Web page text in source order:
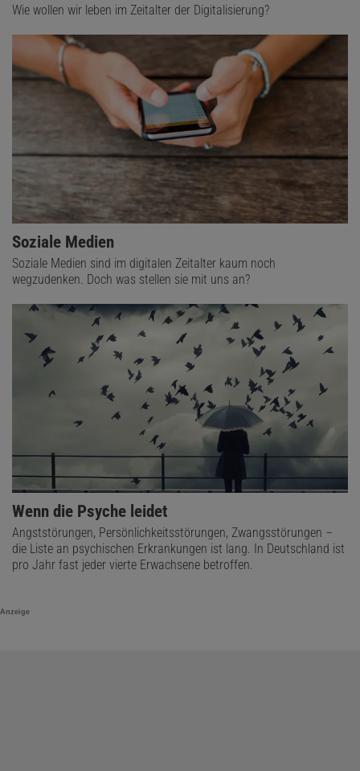
Wie wollen wir leben im Zeitalter der Digitalisierung?
Soziale Medien
Soziale Medien sind im digitalen Zeitalter kaum noch
wegzudenken. Doch was stellen sie mit uns an?
Wenn die Psyche leidet
Angststörungen, Persönlichkeitsstörungen, Zwangsstörungen –
die Liste an psychischen Erkrankungen ist lang. In Deutschland ist
pro Jahr fast jeder vierte Erwachsene betroffen.
Anzeige